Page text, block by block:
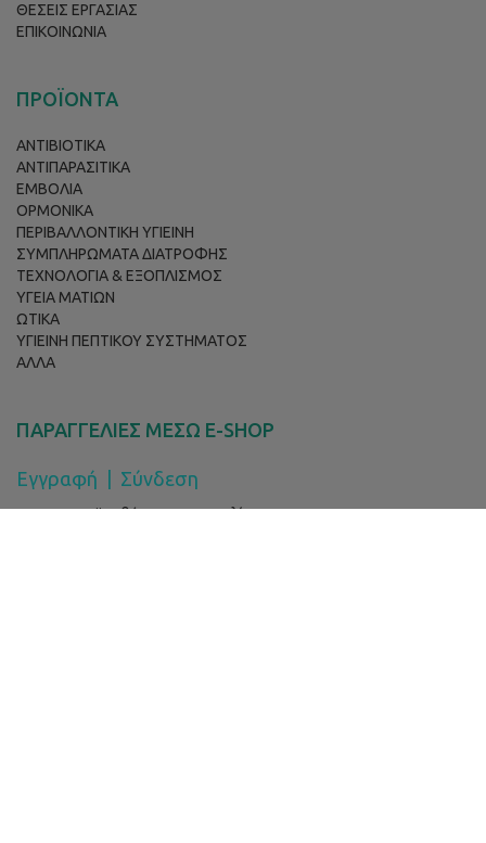
ΘΕΣΕΙΣ ΕΡΓΑΣΙΑΣ
ΕΠΙΚΟΙΝΩΝΙΑ
ΠΡΟΪΟΝΤΑ
ΑΝΤΙΒΙΟΤΙΚΑ
ΑΝΤΙΠΑΡΑΣΙΤΙΚΑ
ΕΜΒΟΛΙΑ
ΟΡΜΟΝΙΚΑ
ΠΕΡΙΒΑΛΛΟΝΤΙΚΗ ΥΓΙΕΙΝΗ
ΣΥΜΠΛΗΡΩΜΑΤΑ ΔΙΑΤΡΟΦΗΣ
ΤΕΧΝΟΛΟΓΙΑ & ΕΞΟΠΛΙΣΜΟΣ
ΥΓΕΙΑ ΜΑΤΙΩΝ
ΩΤΙΚΑ
ΥΓΙΕΙΝΗ ΠΕΠΤΙΚΟΥ ΣΥΣΤΗΜΑΤΟΣ
ΑΛΛΑ
ΠΑΡΑΓΓΕΛΙΕΣ ΜΕΣΩ E-SHOP
Εγγραφή Σύνδεση
Όροι & Προϋποθέσεις Παραγγελίας